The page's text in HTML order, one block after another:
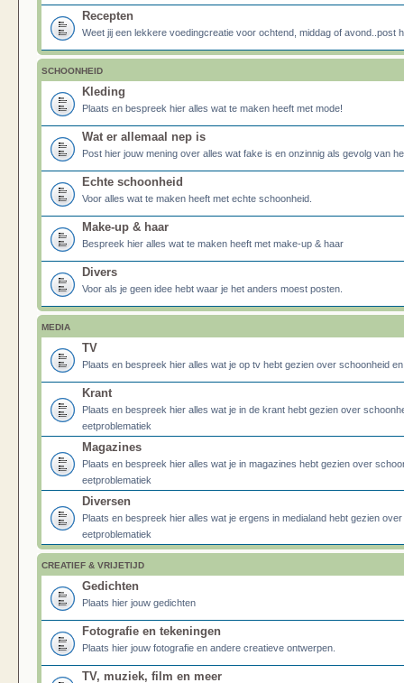
Recepten
Weet jij een lekkere voedingcreatie voor ochtend, middag of avond..post
SCHOONHEID
Kleding
Plaats en bespreek hier alles wat te maken heeft met mode!
Wat er allemaal nep is
Post hier jouw mening over alles wat fake is en onzinnig als gevolg van
Echte schoonheid
Voor alles wat te maken heeft met echte schoonheid.
Make-up & haar
Bespreek hier alles wat te maken heeft met make-up & haar
Divers
Voor als je geen idee hebt waar je het anders moest posten.
MEDIA
TV
Plaats en bespreek hier alles wat je op tv hebt gezien over schoonheid
Krant
Plaats en bespreek hier alles wat je in de krant hebt gezien over
eetproblematiek
Magazines
Plaats en bespreek hier alles wat je in magazines hebt gezien over
eetproblematiek
Diversen
Plaats en bespreek hier alles wat je ergens in medialand hebt gezien
eetproblematiek
CREATIEF & VRIJETIJD
Gedichten
Plaats hier jouw gedichten
Fotografie en tekeningen
Plaats hier jouw fotografie en andere creatieve ontwerpen.
TV, muziek, film en meer